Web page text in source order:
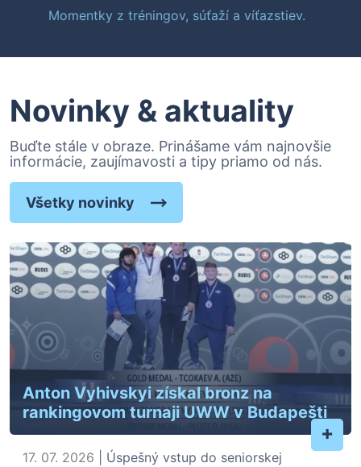
Momentky z tréningov, súťaží a víťazstiev.
Novinky & aktuality
Buďte stále v obraze. Prinášame vám najnovšie
informácie, zaujímavosti a tipy priamo od nás.
Všetky novinky
Anton Vyhivskyi získal bronz na
rankingovom turnaji UWW v Budapešti
+
17. 07. 2026 | Úspešný vstup do seniorskej